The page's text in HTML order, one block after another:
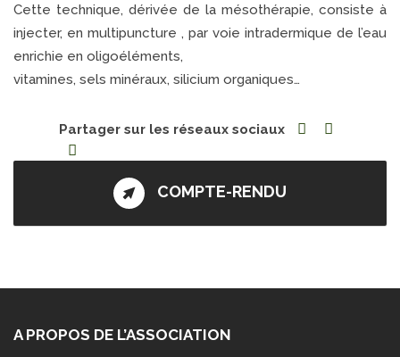
Cette technique, dérivée de la mésothérapie, consiste à
injecter, en multipuncture , par voie intradermique de l’eau
enrichie en oligoéléments,
vitamines, sels minéraux, silicium organiques…
Partager sur les réseaux sociaux
COMPTE-RENDU
A PROPOS DE L’ASSOCIATION